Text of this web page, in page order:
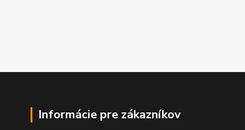
Informácie pre zákazníkov